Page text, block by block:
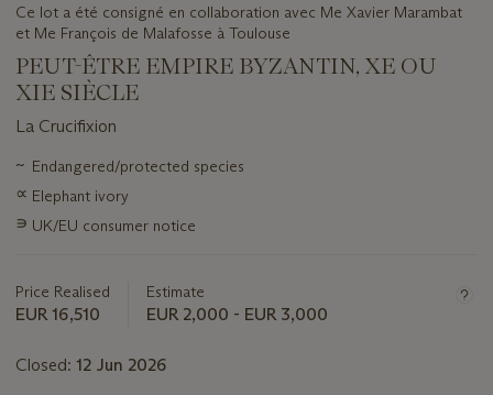
Ce lot a été consigné en collaboration avec Me Xavier Marambat
et Me François de Malafosse à Toulouse
PEUT-ÊTRE EMPIRE BYZANTIN, XE OU
XIE SIÈCLE
La Crucifixion
Important
information
about
this
~ Endangered/protected species
∝ Elephant ivory
∍ UK/EU consumer notice
Price Realised
EUR 16,510
Estimate
EUR 2,000 - EUR 3,000
Closed: 12 Jun 2026